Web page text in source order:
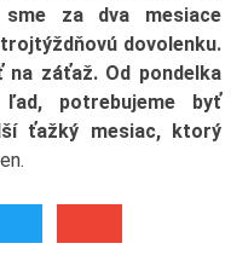
za dva mesiace
dovolenku.
záťaž. Od pondelka
potrebujeme byť
ťažký mesiac, ktorý